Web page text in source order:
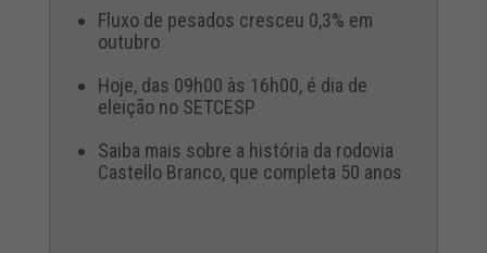
Fluxo de pesados cresceu 0,3% em
outubro
Hoje, das 09h00 às 16h00, é dia de
eleição no SETCESP
Saiba mais sobre a história da rodovia
Castello Branco, que completa 50 anos